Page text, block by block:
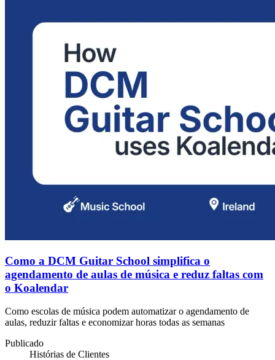
Como a DCM Guitar School simplifica o
agendamento de aulas de música e reduz faltas com
o Koalendar
Como escolas de música podem automatizar o agendamento de
aulas, reduzir faltas e economizar horas todas as semanas
Publicado
Histórias de Clientes